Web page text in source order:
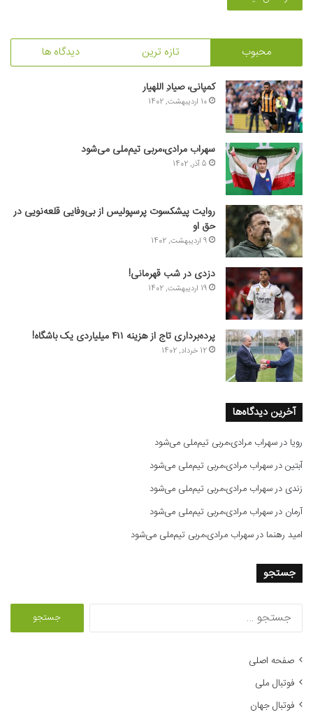
محبوب تازه ترین دیدگاه ها
کمپانی، صیادِ اللهیار
10 اردیبهشت, 1402
سهراب مرادی،مربی تیم‌ملی می‌شود
5 آذر, 1402
روایت پیشکسوت پرسپولیس از بی‌وفایی قلعه‌نویی در
حق او
9 اردیبهشت, 1402
دزدی در شب قهرمانی!
19 اردیبهشت, 1402
پرده‌برداری تاج از هزینه ۴۱۱ میلیاردی یک باشگاه!
12 خرداد, 1402
آخرین دیدگاه‌ها
رویا درسهراب مرادی،مربی تیم‌ملی می‌شود
آبتیندرسهراب مرادی،مربی تیم‌ملی می‌شود
زندی درسهراب مرادی،مربی تیم‌ملی می‌شود
آرمان درسهراب مرادی،مربی تیم‌ملی می‌شود
امید رهنما درسهراب مرادی،مربی تیم‌ملی می‌شود
جستجو
صفحه اصلی
فوتبال ملی
فوتبال جهان